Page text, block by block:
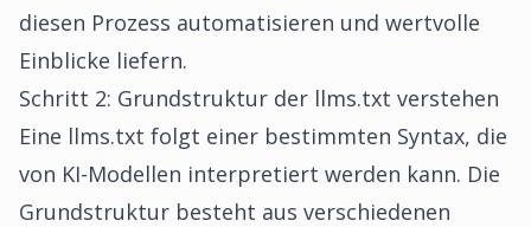
diesen Prozess automatisieren und wertvolle
Einblicke liefern.
Schritt 2: Grundstruktur der llms.txt verstehen
Eine llms.txt folgt einer bestimmten Syntax, die
von KI-Modellen interpretiert werden kann. Die
Grundstruktur besteht aus verschiedenen